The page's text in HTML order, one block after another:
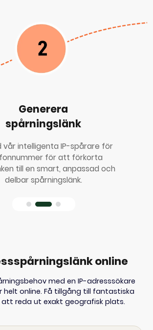
Generera
spårningslänk
vår intelligenta IP-spårare för
för att förkorta
till en smart, anpassad och
delbar spårningslänk.
online
med en IP-adresssökare
helt online. Få tillgång till fantastiska
att reda ut exakt geografisk plats.